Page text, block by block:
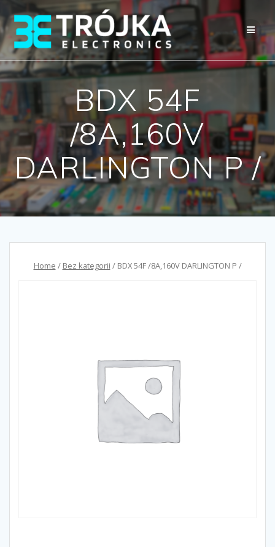
Przejdź
do
treści
BDX 54F
/8A,160V
DARLINGTON P /
Home / Bez kategorii / BDX 54F /8A,160V DARLINGTON P /